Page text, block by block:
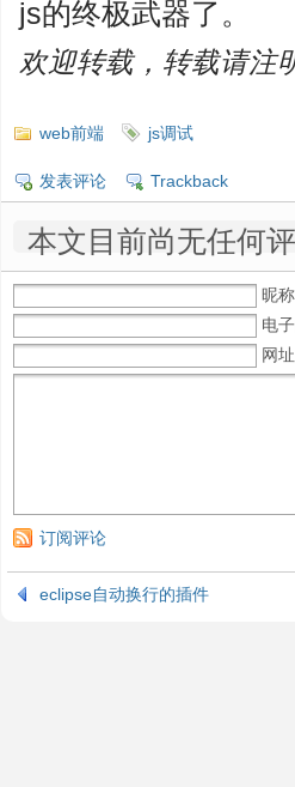
js的终极武器了。
欢迎转载，转载请注
web前端 js调试
发表评论 Trackback
本文目前尚无任何
昵称
电
网址
订阅评论
eclipse自动换行的插件